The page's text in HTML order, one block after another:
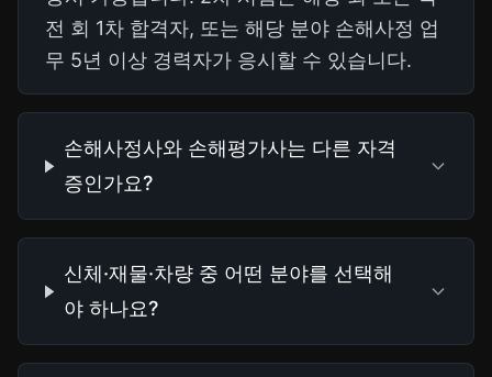
전 회 1차 합격자, 또는 해당 분야 손해사정 업
무 5년 이상 경력자가 응시할 수 있습니다.
손해사정사와 손해평가사는 다른 자격
증인가요?
신체·재물·차량 중 어떤 분야를 선택해
야 하나요?